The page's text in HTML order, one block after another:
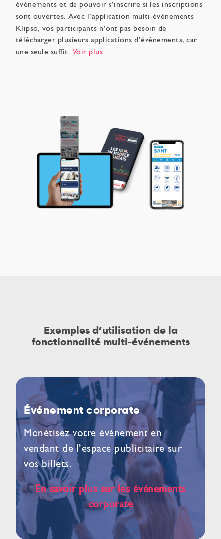
événements et de pouvoir s’inscrire si les inscriptions
sont ouvertes. Avec l’application multi-événements
Klipso, vos participants n’ont pas besoin de
télécharger plusieurs applications d’événements, car
une seule suffit. Voir plus
Exemples d’utilisation de la
fonctionnalité multi-événements
Événement corporate
Monétisez votre événement en
vendant de l’espace publicitaire sur
vos billets.
En savoir plus sur les événements
corporate